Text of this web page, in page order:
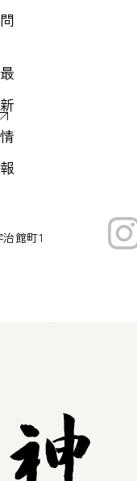
問
最
新
情
報
館町1